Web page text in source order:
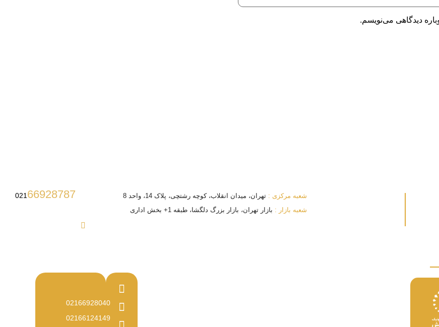
دیدگاهی می‌نویسم.
شعبه مرکزی : تهران، میدان انقلاب، کوچه رشتچی، پلاک 14، واحد 8
شعبه بازار : بازار تهران، بازار بزرگ دلگشا، طبقه 1+ بخش اداری
021 66928787
02166928040
02166124149